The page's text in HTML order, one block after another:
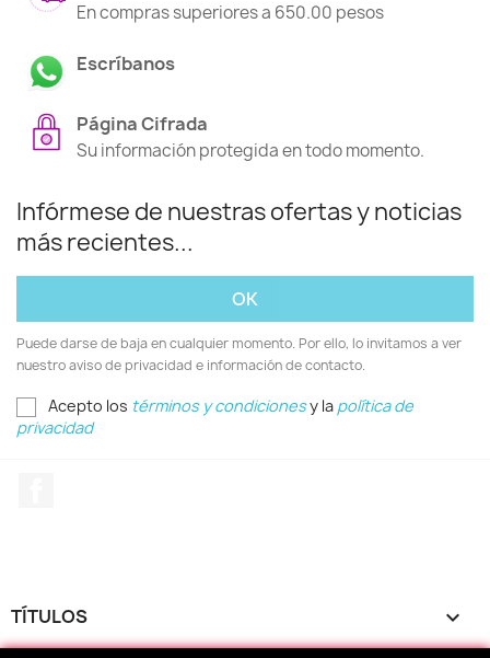
En compras superiores a 650.00 pesos
Escríbanos
Página Cifrada
Su información protegida en todo momento.
Infórmese de nuestras ofertas y noticias
más recientes...
Puede darse de baja en cualquier momento. Por ello, lo invitamos a ver
nuestro aviso de privacidad e información de contacto.
Acepto los términos y condicionesy la política de
privacidad
TÍTULOS 